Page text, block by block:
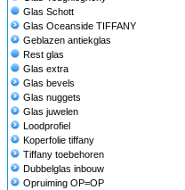
Glas Schott
Glas Oceanside TIFFANY
Geblazen antiekglas
Rest glas
Glas extra
Glas bevels
Glas nuggets
Glas juwelen
Loodprofiel
Koperfolie tiffany
Tiffany toebehoren
Dubbelglas inbouw
Opruiming OP=OP